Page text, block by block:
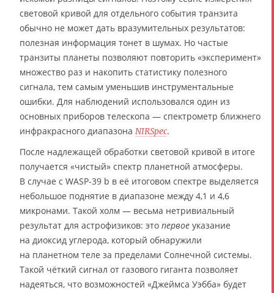
световой кривой для отдельного события транзита
обычно не может дать вразумительных результатов:
полезная информация тонет в шумах. Но частые
транзиты планеты позволяют повторить «эксперимент»
множество раз и накопить статистику полезного
сигнала, тем самым уменьшив инструментальные
ошибки. Для наблюдений использовался один из
основных приборов телескопа — спектрометр ближнего
инфракрасного диапазона NIRSpec.
После надлежащей обработки световой кривой в итоге
получается «чистый» спектр планетной атмосферы.
В случае с WASP-39 b в её итоговом спектре выделяется
небольшое поднятие в диапазоне между 4,1 и 4,6
микронами. Такой холм — весьма нетривиальный
результат для астрофизиков: это первое указание
на диоксид углерода, который обнаружили
на планетном теле за пределами Солнечной системы.
Такой чёткий сигнал от газового гиганта позволяет
надеяться, что возможностей «Джеймса Уэбба» будет